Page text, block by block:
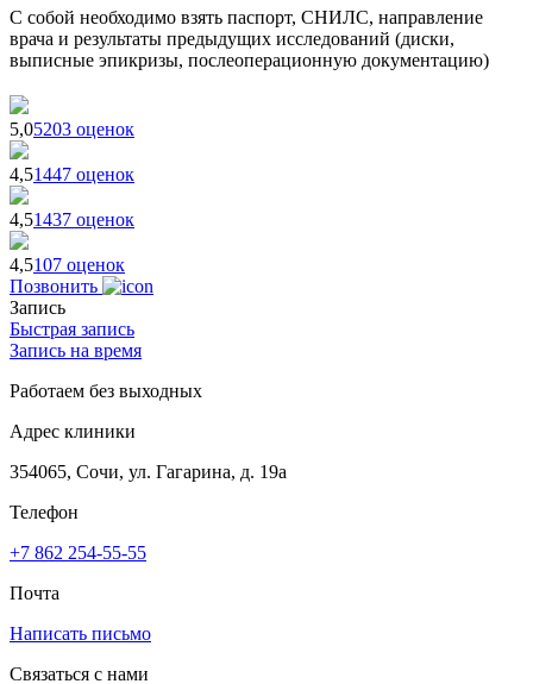
С собой необходимо взять паспорт, СНИЛС, направление
врача и результаты предыдущих исследований (диски,
выписные эпикризы, послеоперационную документацию)
5,05203 оценок
4,51447 оценок
4,51437 оценок
4,5107 оценок
Позвонить
Запись
Быстрая запись
Запись на время
Работаем без выходных
Адрес клиники
354065, Сочи, ул. Гагарина, д. 19а
Телефон
+7 862 254-55-55
Почта
Написать письмо
Связаться с нами